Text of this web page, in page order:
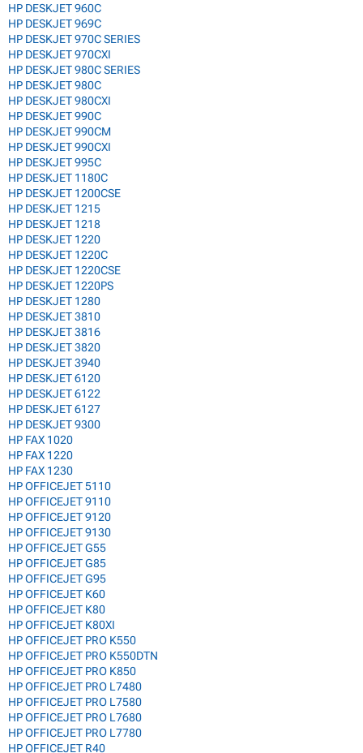
HP DESKJET 960C
HP DESKJET 969C
HP DESKJET 970C SERIES
HP DESKJET 970CXI
HP DESKJET 980C SERIES
HP DESKJET 980C
HP DESKJET 980CXI
HP DESKJET 990C
HP DESKJET 990CM
HP DESKJET 990CXI
HP DESKJET 995C
HP DESKJET 1180C
HP DESKJET 1200CSE
HP DESKJET 1215
HP DESKJET 1218
HP DESKJET 1220
HP DESKJET 1220C
HP DESKJET 1220CSE
HP DESKJET 1220PS
HP DESKJET 1280
HP DESKJET 3810
HP DESKJET 3816
HP DESKJET 3820
HP DESKJET 3940
HP DESKJET 6120
HP DESKJET 6122
HP DESKJET 6127
HP DESKJET 9300
HP FAX 1020
HP FAX 1220
HP FAX 1230
HP OFFICEJET 5110
HP OFFICEJET 9110
HP OFFICEJET 9120
HP OFFICEJET 9130
HP OFFICEJET G55
HP OFFICEJET G85
HP OFFICEJET G95
HP OFFICEJET K60
HP OFFICEJET K80
HP OFFICEJET K80XI
HP OFFICEJET PRO K550
HP OFFICEJET PRO K550DTN
HP OFFICEJET PRO K850
HP OFFICEJET PRO L7480
HP OFFICEJET PRO L7580
HP OFFICEJET PRO L7680
HP OFFICEJET PRO L7780
HP OFFICEJET R40